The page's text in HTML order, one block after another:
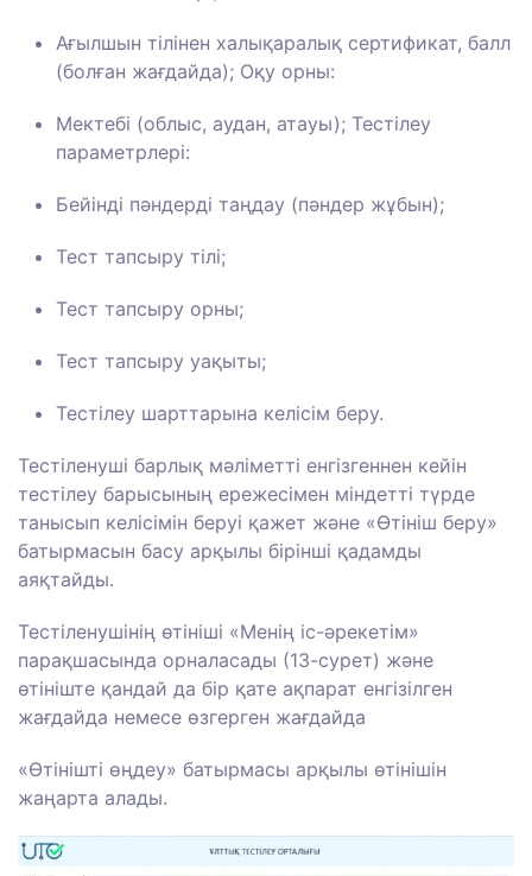
Ағылшын тілінен халықаралық сертификат, балл
(болған жағдайда); Оқу орны:
Мектебі (облыс, аудан, атауы); Тестілеу
параметрлері:
Бейінді пәндерді таңдау (пәндер жұбын);
Тест тапсыру тілі;
Тест тапсыру орны;
Тест тапсыру уақыты;
Тестілеу шарттарына келісім беру.
Тестіленуші барлық мәліметті енгізгеннен кейін
тестілеу барысының ережесімен міндетті түрде
танысып келісімін беруі қажет және «Өтініш беру»
батырмасын басу арқылы бірінші қадамды
аяқтайды.
Тестіленушінің өтініші «Менің іс-әрекетім»
парақшасында орналасады (13-сурет) және
өтініште қандай да бір қате ақпарат енгізілген
жағдайда немесе өзгерген жағдайда
«Өтінішті өңдеу» батырмасы арқылы өтінішін
жаңарта алады.